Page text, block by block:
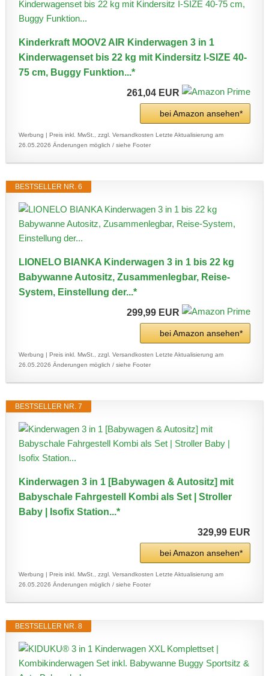
Kinderkraft MOOV2 AIR Kinderwagen 3 in 1
Kinderwagenset bis 22 kg mit Kindersitz I-SIZE 40-
75 cm, Buggy Funktion...*
261,04 EUR
bei Amazon ansehen*
Werbung | Preis inkl. MwSt., zzgl. Versandkosten Letzte Aktualisierung am
26.05.2026 Änderungen möglich / siehe Footer
BESTSELLER NR. 6
LIONELO BIANKA Kinderwagen 3 in 1 bis 22 kg
Babywanne Autositz, Zusammenlegbar, Reise-
System, Einstellung der...*
299,99 EUR
bei Amazon ansehen*
Werbung | Preis inkl. MwSt., zzgl. Versandkosten Letzte Aktualisierung am
26.05.2026 Änderungen möglich / siehe Footer
BESTSELLER NR. 7
Kinderwagen 3 in 1 [Babywagen & Autositz] mit
Babyschale Fahrgestell Kombi als Set | Stroller
Baby | Isofix Station...*
329,99 EUR
bei Amazon ansehen*
Werbung | Preis inkl. MwSt., zzgl. Versandkosten Letzte Aktualisierung am
26.05.2026 Änderungen möglich / siehe Footer
BESTSELLER NR. 8